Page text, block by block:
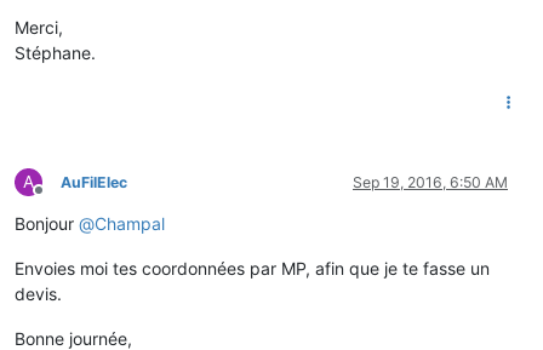
Merci,
Stéphane.
A
Offline
AuFilElec Sep 19, 2016, 6:50 AM
Bonjour @Champal
Envoies moi tes coordonnées par MP, afin que je te fasse un
devis.
Bonne journée,